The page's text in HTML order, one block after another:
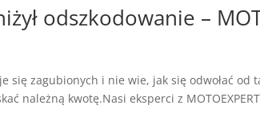
odszkodowanie –
się zagubionych i nie wie, jak się odwołać od
należną kwotę.Nasi eksperci z